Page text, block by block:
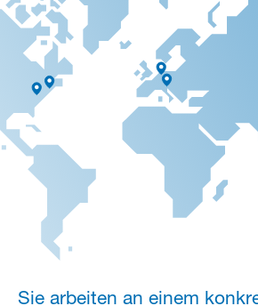
Sie arbeiten an einem